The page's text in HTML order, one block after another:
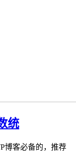
统
博客必备的，推荐